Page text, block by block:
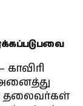
தலைவர்கள்